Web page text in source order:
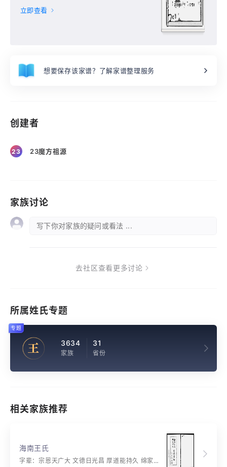
立即查看
想要保存该家谱？了解家谱整理服务
创建者
23 23魔方祖源
家族讨论
写下你对家族的疑问或看法 ...
去社区查看更多讨论
所属姓氏专题
王 3634
家族
31
省份
专题
相关家族推荐
海南王氏
字辈：宗恩天广大 文德日光昌 厚道能持久 绵家延世长